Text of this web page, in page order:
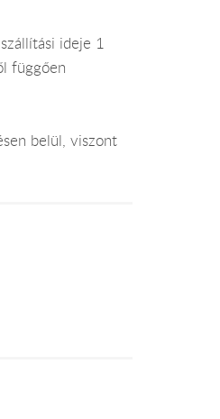
ideje 1
függően
belül, viszont